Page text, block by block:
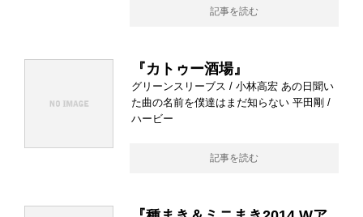
記事を読む
『カトゥー酒場』
グリーンスリーブス / 小林高宏 あの日聞い
た曲の名前を僕達はまだ知らない 平田剛 /
ハービー
記事を読む